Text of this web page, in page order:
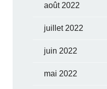
août 2022
juillet 2022
juin 2022
mai 2022